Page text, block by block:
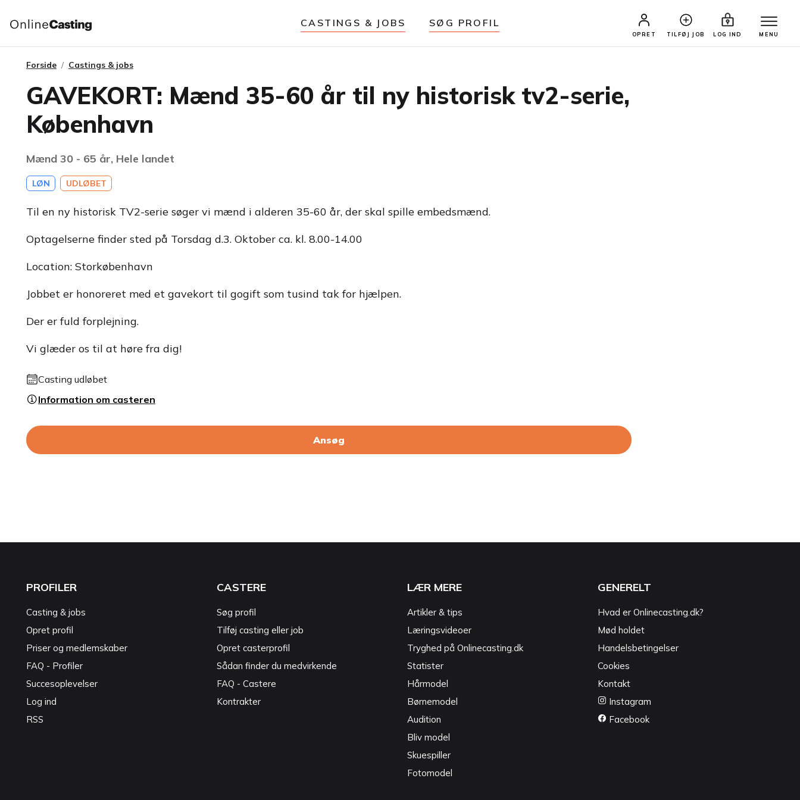
CASTINGS & JOBS SØG PROFIL
OPRET TILFØJ JOB LOG IND MENU
Forside Castings & jobs
GAVEKORT: Mænd 35-60 år til ny historisk tv2-serie,
København
Mænd 30 - 65 år, Hele landet
LØN UDLØBET
Til en ny historisk TV2-serie søger vi mænd i alderen 35-60 år, der skal spille embedsmænd.
Optagelserne finder sted på Torsdag d.3. Oktober ca. kl. 8.00-14.00
Location: Storkøbenhavn
Jobbet er honoreret med et gavekort til gogift som tusind tak for hjælpen.
Der er fuld forplejning.
Vi glæder os til at høre fra dig!
Casting udløbet
Information om casteren
Ansøg
PROFILER
Casting & jobs
Opret profil
Priser og medlemskaber
FAQ - Profiler
Succesoplevelser
Log ind
RSS
CASTERE
Søg profil
Tilføj casting eller job
Opret casterprofil
Sådan finder du medvirkende
FAQ - Castere
Kontrakter
LÆR MERE
Artikler & tips
Læringsvideoer
Tryghed på Onlinecasting.dk
Statister
Hårmodel
Børnemodel
Audition
Bliv model
Skuespiller
Fotomodel
GENERELT
Hvad er Onlinecasting.dk?
Mød holdet
Handelsbetingelser
Cookies
Kontakt
Instagram
Facebook